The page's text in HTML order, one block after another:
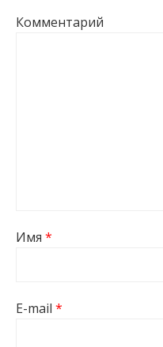
Комментарий
Имя *
E-mail *